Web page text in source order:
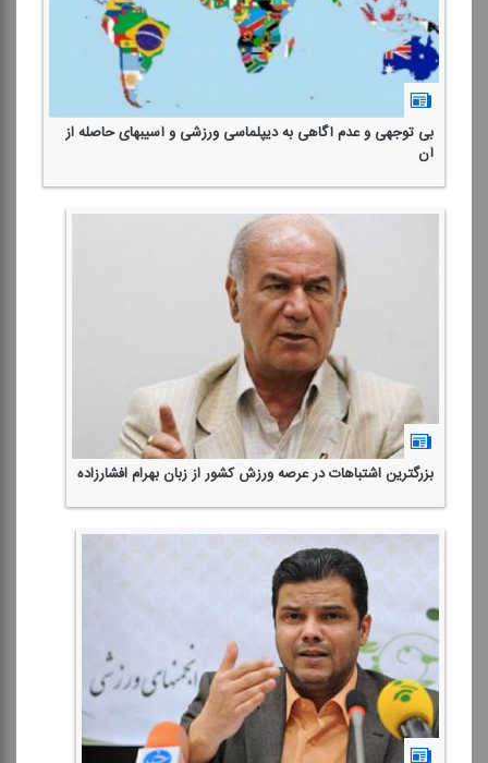
بی توجهی و عدم آگاهی به دیپلماسی ورزشی و آسیبهای حاصله از
آن
بزرگترین اشتباهات در عرصه ورزش كشور از زبان بهرام افشارزاده